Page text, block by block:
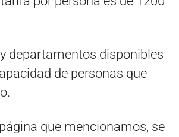
departamentos disponibles
de personas que
que mencionamos, se